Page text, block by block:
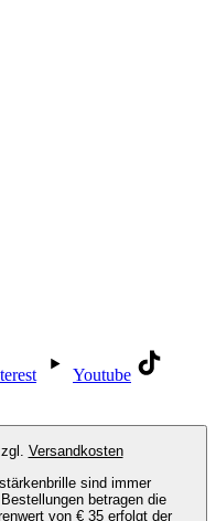
Youtube
Versandkosten
sind immer
betragen die
von € 35 erfolgt der